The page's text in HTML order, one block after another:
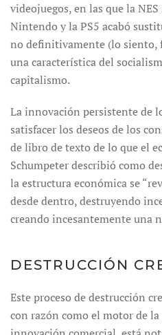
videojuegos, en las que la
Nintendo y la PS5 acabó
no definitivamente (lo siento,
una característica del
capitalismo.
La innovación persistente de
satisfacer los deseos de los
de libro de texto de lo que el
Schumpeter describió como
la estructura económica se
desde dentro, destruyendo
creando incesantemente una
DESTRUCCIÓN
Este proceso de destrucción
con razón como el motor de